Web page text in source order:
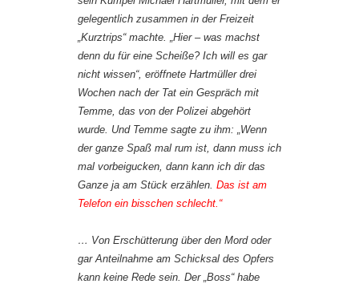
gelegentlich zusammen in der Freizeit
„Kurztrips“ machte. „Hier – was machst
denn du für eine Scheiße? Ich will es gar
nicht wissen“, eröffnete Hartmüller drei
Wochen nach der Tat ein Gespräch mit
Temme, das von der Polizei abgehört
wurde. Und Temme sagte zu ihm: „Wenn
der ganze Spaß mal rum ist, dann muss ich
mal vorbeigucken, dann kann ich dir das
Ganze ja am Stück erzählen. Das ist am
Telefon ein bisschen schlecht.“
… Von Erschütterung über den Mord oder
gar Anteilnahme am Schicksal des Opfers
kann keine Rede sein. Der „Boss“ habe